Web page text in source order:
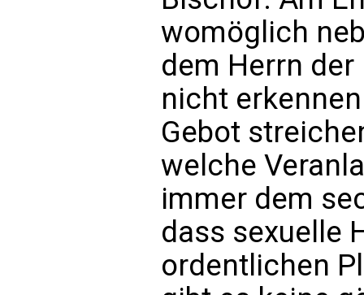
womöglich
dem Herrn
nicht
Gebot
welche
immer dem
dass sexuelle
ordentlichen